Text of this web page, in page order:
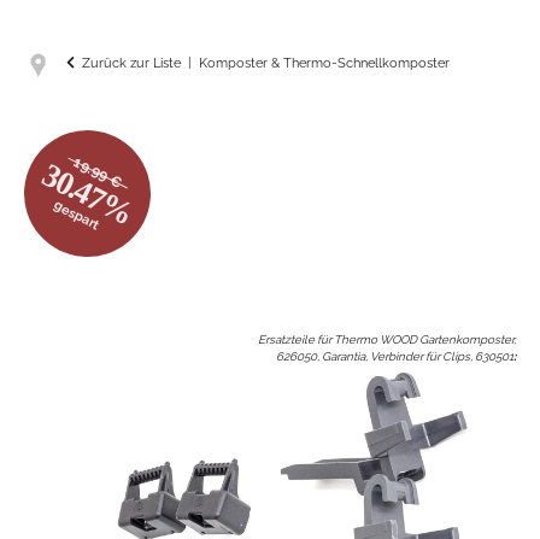
Zurück zur Liste Komposter & Thermo-Schnellkomposter
19.99 €
30.47%
gespart
Ersatzteile für Thermo WOOD Gartenkomposter,
626050, Garantia, Verbinder für Clips, 630501: